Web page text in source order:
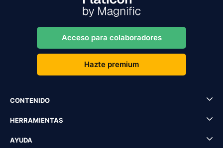
Acceso para colaboradores
Hazte premium
CONTENIDO
HERRAMIENTAS
AYUDA